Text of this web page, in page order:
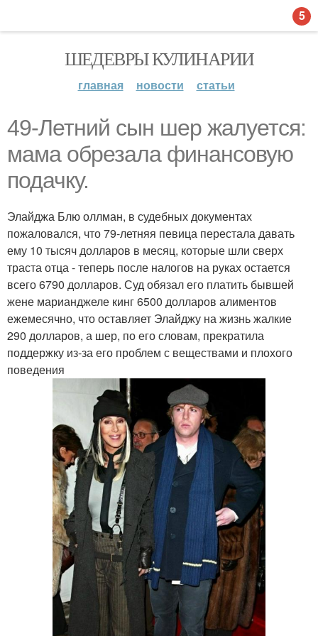
ШЕДЕВРЫ КУЛИНАРИИ
главная новости статьи
49-Летний сын шер жалуется:
мама обрезала финансовую
подачку.
Элайджа Блю оллман, в судебных документах
пожаловался, что 79-летняя певица перестала давать
ему 10 тысяч долларов в месяц, которые шли сверх
траста отца - теперь после налогов на руках остается
всего 6790 долларов. Суд обязал его платить бывшей
жене марианджеле кинг 6500 долларов алиментов
ежемесячно, что оставляет Элайджу на жизнь жалкие
290 долларов, а шер, по его словам, прекратила
поддержку из-за его проблем с веществами и плохого
поведения
5